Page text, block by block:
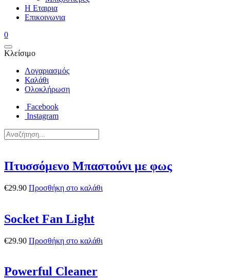
Η Εταιρια
Επικοινωνια
0
Κλείσιμο
Λογαριασμός
Καλάθι
Ολοκλήρωση
Facebook
Instagram
Πτυσσόμενο Μπαστούνι με φως
€29.90 Προσθήκη στο καλάθι
Socket Fan Light
€29.90 Προσθήκη στο καλάθι
Powerful Cleaner